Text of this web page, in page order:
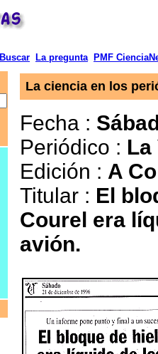
Buscar La pregunta
PMF
La ciencia en los
Fecha :
Periódico : La
Edición : A
Titular : El
Courel era
avión.